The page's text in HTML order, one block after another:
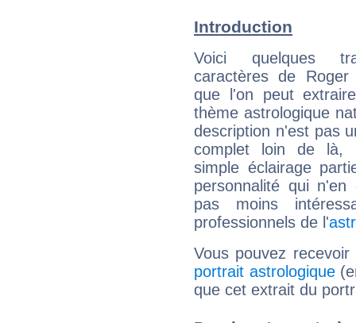
Introduction
Voici quelques
caractères de Roger
que l'on peut
thème astrologique
description n'est pas
complet loin de là,
simple éclairage
personnalité qui n'en
pas moins
professionnels de l'
Vous pouvez
portrait astrologique
que cet extrait du